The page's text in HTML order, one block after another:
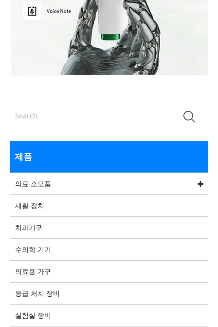
제품
의료 소모품
재활 장치
치과기구
수의학 기기
의료용 가구
응급 처치 장비
실험실 장비